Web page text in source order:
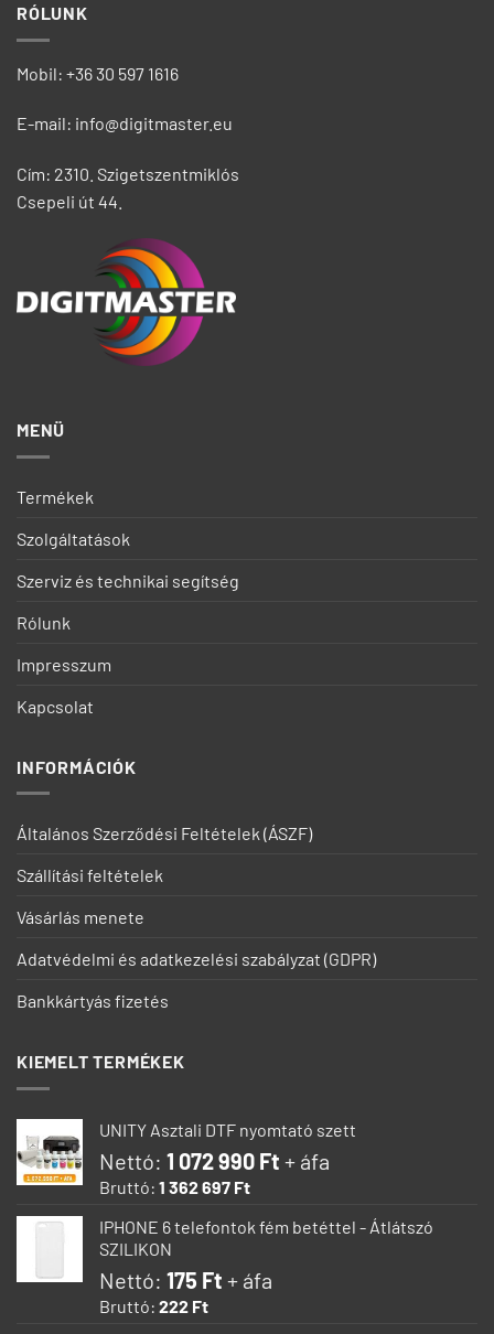
RÓLUNK
Mobil: +36 30 597 1616
E-mail: info@digitmaster.eu
Cím: 2310. Szigetszentmiklós
Csepeli út 44.
MENÜ
Termékek
Szolgáltatások
Szerviz és technikai segítség
Rólunk
Impresszum
Kapcsolat
INFORMÁCIÓK
Általános Szerződési Feltételek (ÁSZF)
Szállítási feltételek
Vásárlás menete
Adatvédelmi és adatkezelési szabályzat (GDPR)
Bankkártyás fizetés
KIEMELT TERMÉKEK
UNITY Asztali DTF nyomtató szett
Nettó: 1 072 990 Ft + áfa
Bruttó: 1 362 697 Ft
IPHONE 6 telefontok fém betéttel - Átlátszó
SZILIKON
Nettó: 175 Ft + áfa
Bruttó: 222 Ft